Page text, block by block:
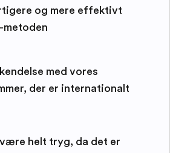
og mere effektivt
metoden
med vores
der er internationalt
være helt tryg, da det er